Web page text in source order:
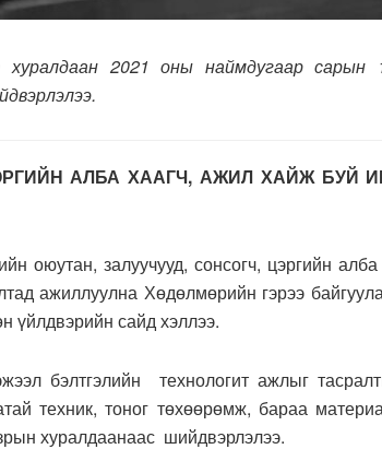
хуралдаан 2021 оны наймдугаар сарын
АЛБА ХААГЧ, АЖИЛ ХАЙЖ БУЙ
оюутан, залуучууд, сонсогч, цэргийн
ажиллуулна Хөдөлмөрийн гэрээ
үйлдвэрийн сайд хэллээ.
бэлтгэлийн технологит ажлыг
техник, тоног төхөөрөмж, бараа
хуралдаанаас шийдвэрлэлээ.